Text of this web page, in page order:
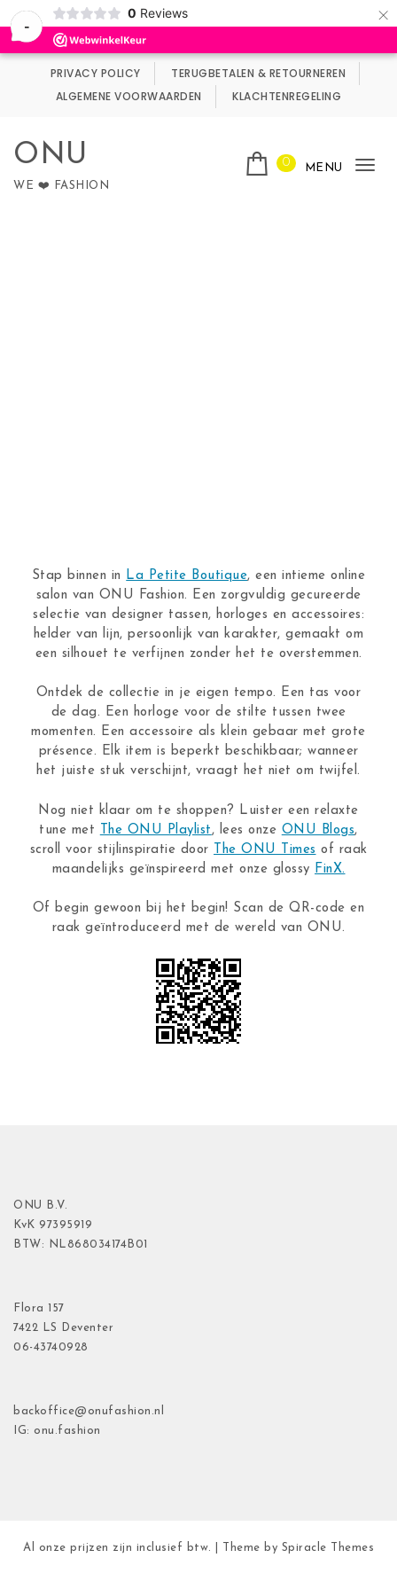
-
0 Reviews ×
Wij maken gebruik van cookies.
PRIVACY POLICY
TERUGBETALEN & RETOURNEREN
ALGEMENE VOORWAARDEN
KLACHTENREGELING
ONU
WE ❤️ FASHION
0 MENU
Stap binnen in La Petite Boutique, een intieme online
salon van ONU Fashion. Een zorgvuldig gecureerde
selectie van designer tassen, horloges en accessoires:
helder van lijn, persoonlijk van karakter, gemaakt om
een silhouet te verfijnen zonder het te overstemmen.
Ontdek de collectie in je eigen tempo. Een tas voor
de dag. Een horloge voor de stilte tussen twee
momenten. Een accessoire als klein gebaar met grote
présence. Elk item is beperkt beschikbaar; wanneer
het juiste stuk verschijnt, vraagt het niet om twijfel.
Nog niet klaar om te shoppen? Luister een relaxte
tune met
The ONU Playlist , lees onze ONU Blogs,
scroll voor stijlinspiratie door
The ONU Times of raak
maandelijks geïnspireerd met onze glossy FinX.
Of begin gewoon bij het begin! Scan de QR-code en
raak geïntroduceerd met de wereld van ONU.
ONU B.V.
KvK 97395919
BTW: NL868034174B01
Flora 157
7422 LS Deventer
06-43740928
backoffice@onufashion.nl
IG: onu.fashion
Al onze prijzen zijn inclusief btw. | Theme by Spiracle Themes